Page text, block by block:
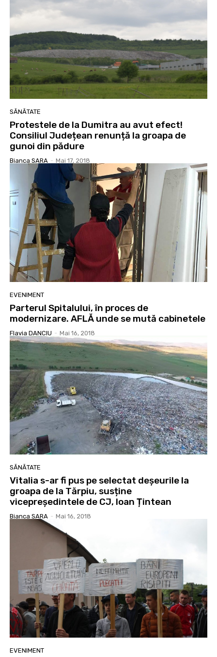
SĂNĂTATE
Protestele de la Dumitra au avut efect!
Consiliul Județean renunță la groapa de
gunoi din pădure
Bianca SARA - Mai 17, 2018
EVENIMENT
Parterul Spitalului, în proces de
modernizare. AFLĂ unde se mută cabinetele
Flavia DANCIU - Mai 16, 2018
SĂNĂTATE
Vitalia s-ar fi pus pe selectat deșeurile la
groapa de la Tărpiu, susține
vicepreședintele de CJ, Ioan Țintean
Bianca SARA - Mai 16, 2018
EVENIMENT